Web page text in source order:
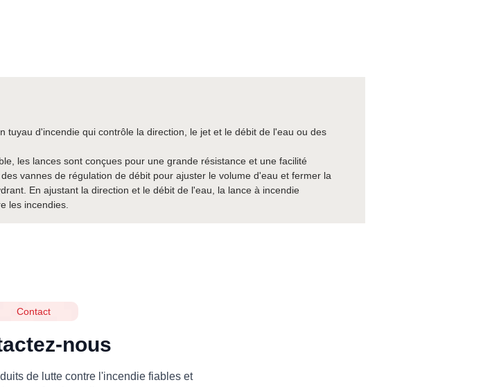
tuyau d'incendie qui contrôle la direction, le jet et le débit de l'eau ou des
les lances sont conçues pour une grande résistance et une facilité
vannes de régulation de débit pour ajuster le volume d'eau et fermer la
En ajustant la direction et le débit de l'eau, la lance à incendie
les incendies.
nous
de lutte contre l'incendie fiables et
Contact